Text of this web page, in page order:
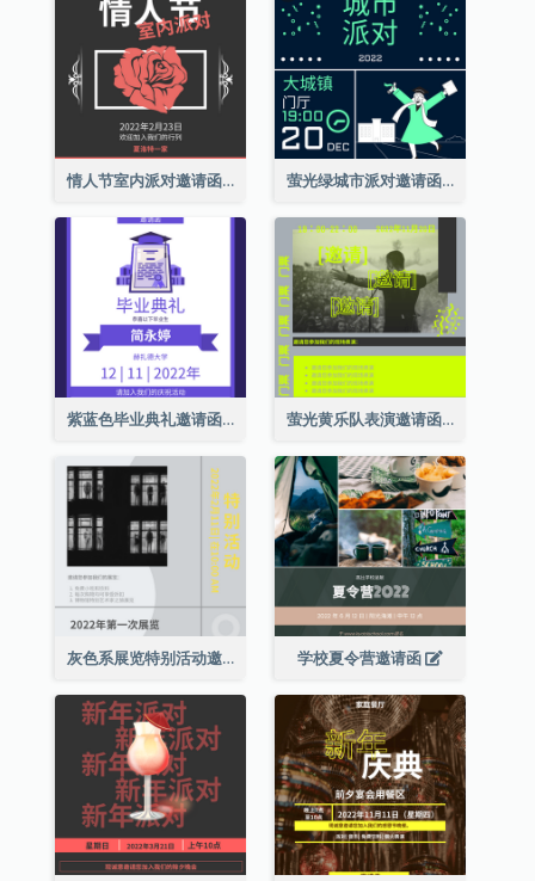
情人节室内派对邀请函 萤光绿城市派对邀请函
紫蓝色毕业典礼邀请函 萤光黄乐队表演邀请函
灰色系展览特别活动邀请函 学校夏令营邀请函